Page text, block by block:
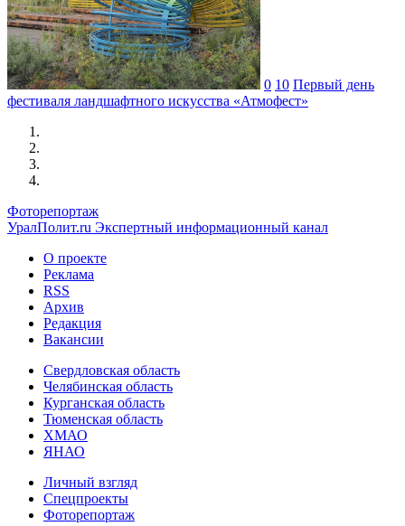
0 10 Первый день
фестиваля ландшафтного искусства «Атмофест»
Фоторепортаж
УралПолит.ru Экспертный информационный канал
О проекте
Реклама
RSS
Архив
Редакция
Вакансии
Свердловская область
Челябинская область
Курганская область
Тюменская область
ХМАО
ЯНАО
Личный взгляд
Спецпроекты
Фоторепортаж